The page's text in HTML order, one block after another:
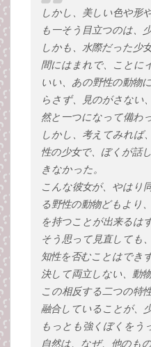
しかし、美しい色や形
も一そう目立つのは、
しかも、水際だった少
間にはまれで、ことに
いい、あの野性の動物
らさず、見のがさない
然と一つになって備わ
しかし、考えてみれば
性の少女で、ぼくが話
きなかった。
こんな彼女が、やはり
る野性の動物どもより
を持つことが出来るは
そう思って見直しても
知性を否むことはでき
決して両立しない、動
この相反する二つの特
融合していることが、
もっとも強くぼくをう
自然は、なぜ、他のも